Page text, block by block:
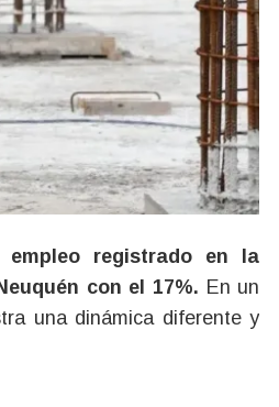
con el 17%. En un
una dinámica diferente y